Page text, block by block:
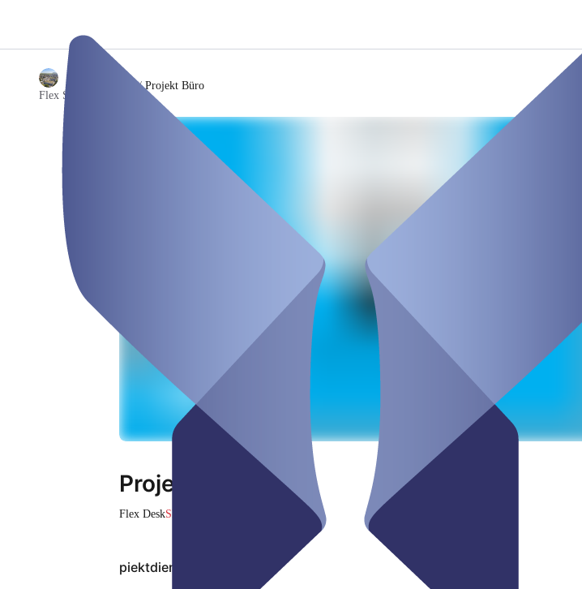
Flex Switzerland AG
/Projekt Büro
Projekt Büro
Flex DeskSlēgts
piektdiena, 07. aug